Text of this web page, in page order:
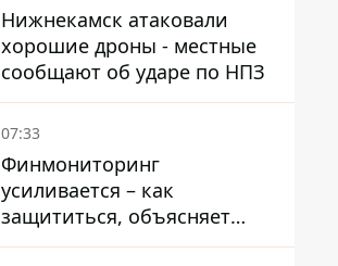
Нижнекамск атаковали
хорошие дроны - местные
сообщают об ударе по НПЗ
07:33
Финмониторинг
усиливается – как
защититься, объясняет
адвокат.